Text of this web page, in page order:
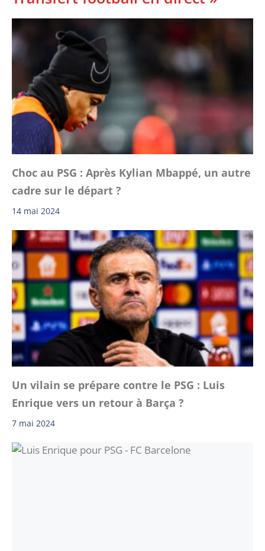
Choc au PSG : Après Kylian Mbappé, un autre
cadre sur le départ ?
14 mai 2024
Un vilain se prépare contre le PSG : Luis
Enrique vers un retour à Barça ?
7 mai 2024